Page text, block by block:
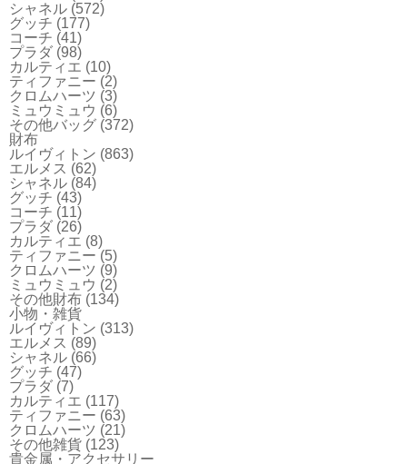
シャネル (572)
グッチ (177)
コーチ (41)
プラダ (98)
カルティエ (10)
ティファニー (2)
クロムハーツ (3)
ミュウミュウ (6)
その他バッグ (372)
財布
ルイヴィトン (863)
エルメス (62)
シャネル (84)
グッチ (43)
コーチ (11)
プラダ (26)
カルティエ (8)
ティファニー (5)
クロムハーツ (9)
ミュウミュウ (2)
その他財布 (134)
小物・雑貨
ルイヴィトン (313)
エルメス (89)
シャネル (66)
グッチ (47)
プラダ (7)
カルティエ (117)
ティファニー (63)
クロムハーツ (21)
その他雑貨 (123)
貴金属・アクセサリー